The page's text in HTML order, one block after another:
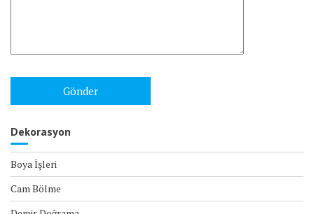
Dekorasyon
Boya İşleri
Cam Bölme